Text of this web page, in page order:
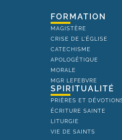
FORMATION
MAGISTÈRE
CRISE DE L'ÉGLISE
CATECHISME
APOLOGÉTIQUE
MORALE
MGR LEFEBVRE
SPIRITUALITÉ
PRIÈRES ET
ÉCRITURE SAINTE
LITURGIE
VIE DE SAINTS